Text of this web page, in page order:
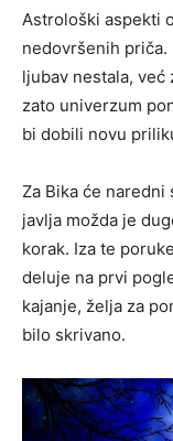
Astrološki aspekti
nedovršenih
ljubav nestala,
zato univerzum
bi dobili novu
Za Bika će naredni
javlja možda je
korak. Iza te
deluje na prvi
kajanje, želja za
bilo skrivano.